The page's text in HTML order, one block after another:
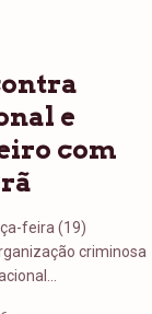
e
com
feira (19)
criminosa